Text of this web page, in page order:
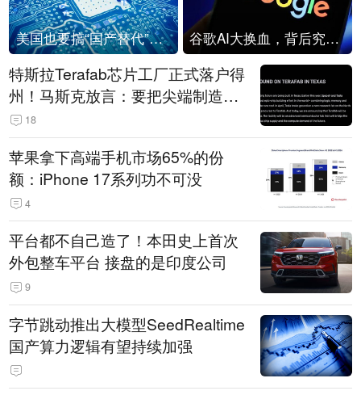
美国也要搞“国产替代”？先算清三笔账 谷歌AI大换血，背后究竟发生了什么？
特斯拉Terafab芯片工厂正式落户得
州！马斯克放言：要把尖端制造带
回美国
18
苹果拿下高端手机市场65%的份
额：iPhone 17系列功不可没
4
平台都不自己造了！本田史上首次
外包整车平台 接盘的是印度公司
9
字节跳动推出大模型SeedRealtime
国产算力逻辑有望持续加强